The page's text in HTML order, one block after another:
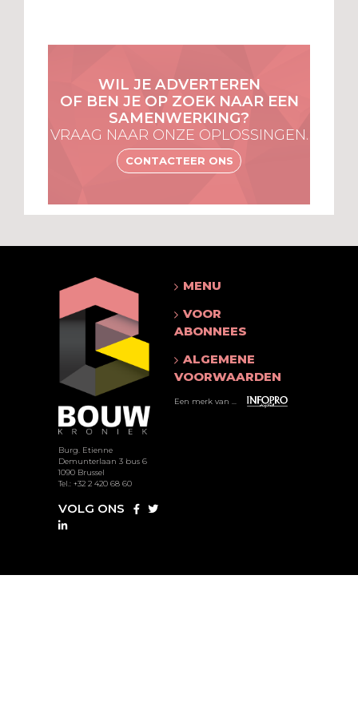
WIL JE ADVERTEREN
OF BEN JE OP ZOEK NAAR EEN
SAMENWERKING?
VRAAG NAAR ONZE OPLOSSINGEN.
CONTACTEER ONS
Burg. Etienne
Demunterlaan 3 bus 6
1090 Brussel
Tel.: +32 2 420 68 60
VOLG ONS
MENU
VOOR
ABONNEES
ALGEMENE
VOORWAARDEN
Een merk van ...